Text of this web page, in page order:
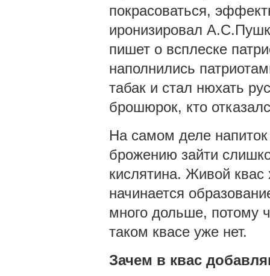
покрасоваться,
иронизировал
пишет о всплеске
наполнились
табак и стал нюхать
брошюрок, кто
На самом деле
брожению зайти
кислятина. Живой квас
начинается
много дольше, потому
таком квасе уже нет.
Зачем в квас